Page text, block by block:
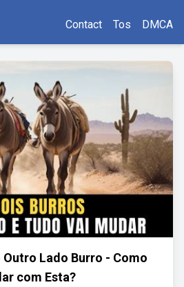
Contact Tos DMCA
Outro Lado Burro - Como
com Esta?